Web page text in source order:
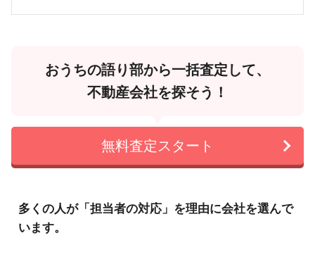
おうちの語り部から一括査定して、
不動産会社を探そう！
無料査定スタート
多くの人が「担当者の対応」を理由に会社を選んで
います。